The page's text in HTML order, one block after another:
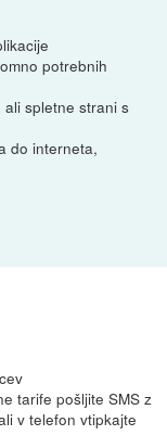
potrebnih
spletne strani s
do interneta,
tarife pošljite SMS z
v telefon vtipkajte